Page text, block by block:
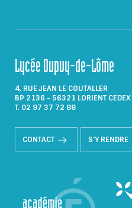
Lycée Dupuy-de-Lôme
4, RUE JEAN LE COUTALLER
BP 2136 - 56321 LORIENT CEDEX
T. 02 97 37 72 88
CONTACT S'Y RENDRE